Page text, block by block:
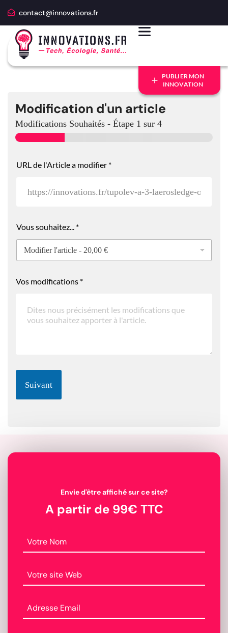
contact@innovations.fr
PUBLIER MON
INNOVATION
Modification d'un article
Modifications Souhaités - Étape 1 sur 4
n
t
URL de l'Article a modifier *
Vous souhaitez... *
Vos modifications *
Suivant
Envie d'être affiché sur ce site?
A partir de 99€ TTC